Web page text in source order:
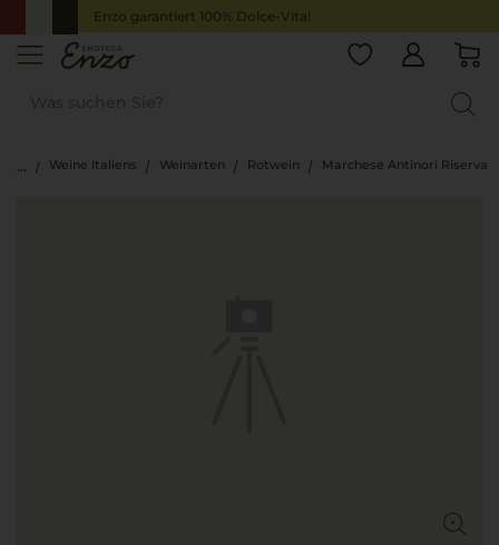
Enzo garantiert 100% Dolce-Vita!
Weine Italiens Weinarten Rotwein Marchese Antinori Riserva